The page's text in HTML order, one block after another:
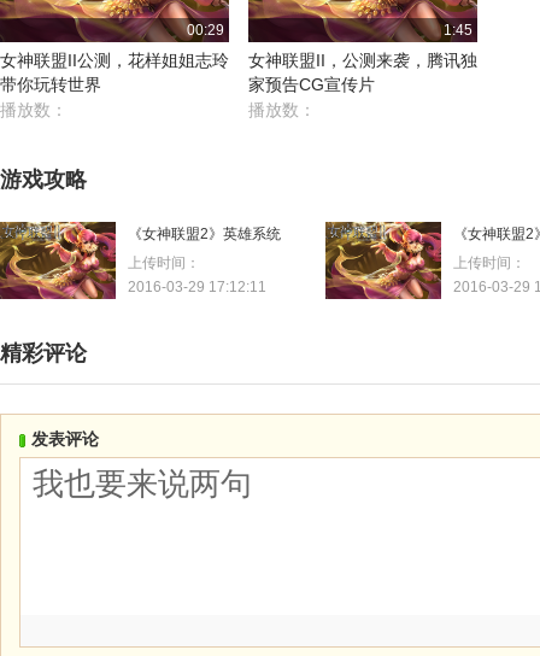
00:29
女神联盟II公测，花样姐姐志玲
带你玩转世界
播放数：
1:45
女神联盟II，公测来袭，腾讯独
家预告CG宣传片
播放数：
游戏攻略
《女神联盟2》英雄系统
上传时间：
2016-03-29 17:12:11
上传时间：
2016-03-29
精彩评论
发表评论